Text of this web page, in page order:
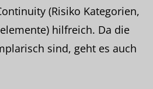
(Risiko Kategorien,
hilfreich. Da die
sind, geht es auch